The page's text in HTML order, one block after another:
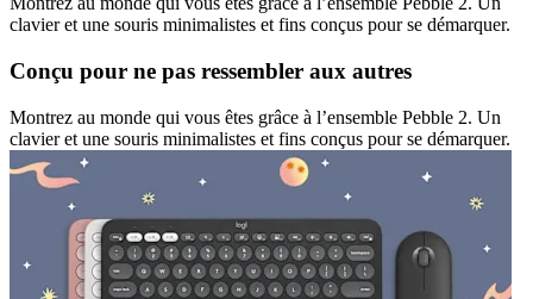
clavier et une souris minimalistes et fins conçus pour se démarquer.
Conçu pour ne pas ressembler aux autres
Montrez au monde qui vous êtes grâce à l’ensemble Pebble 2. Un
clavier et une souris minimalistes et fins conçus pour se démarquer.